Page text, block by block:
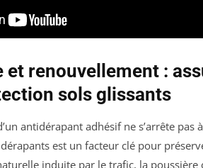
et renouvellement :
sols glissants
antidérapant adhésif ne s’arrête pas
est un facteur clé pour
induite par le trafic, la